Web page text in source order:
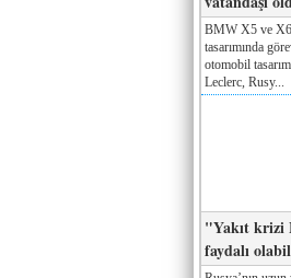
BMW X5 ve
tasarımında
otomobil
Leclerc, Rusy...
"Yakıt krizi
faydalı